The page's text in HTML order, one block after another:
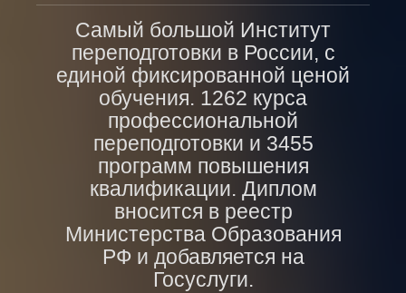
Самый большой Институт
переподготовки в России, с
единой фиксированной ценой
обучения. 1262 курса
профессиональной
переподготовки и 3455
программ повышения
квалификации. Диплом
вносится в реестр
Министерства Образования
РФ и добавляется на
Госуслуги.